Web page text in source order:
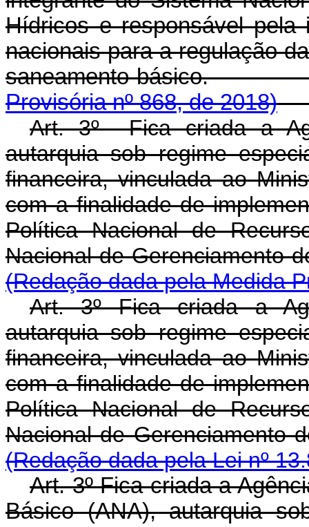
Hídricos e responsável pela
nacionais para a regulação
saneamento
Provisória nº 868, de 2018)
Art. 3º Fica criada a
autarquia sob regime
financeira, vinculada ao
com a finalidade de
Política Nacional de
Nacional de
(Redação dada pela Medida
Art. 3º Fica criada a
autarquia sob regime
financeira, vinculada ao
com a finalidade de
Política Nacional de
Nacional de
(Redação dada pela Lei nº
Art. 3º Fica criada a
Básico (ANA), autarquia